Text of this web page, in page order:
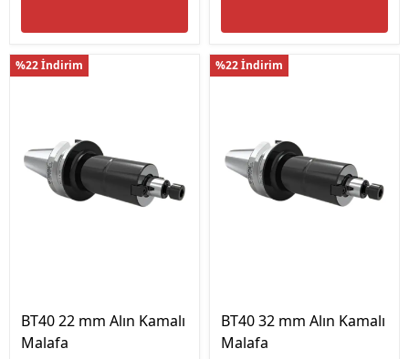
%22 İndirim
BT40 22 mm Alın Kamalı
Malafa
%22 İndirim
BT40 32 mm Alın Kamalı
Malafa